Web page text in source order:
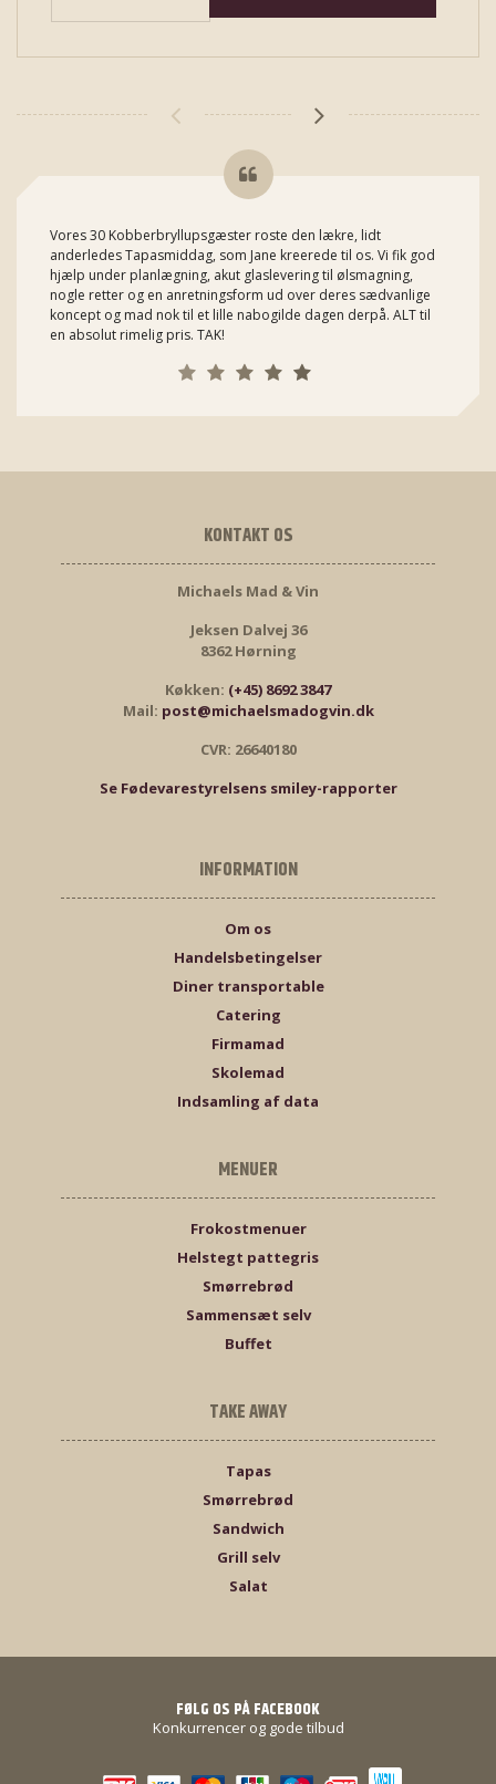
Vores 30 Kobberbryllupsgæster roste den lækre, lidt
anderledes Tapasmiddag, som Jane kreerede til os. Vi fik god
hjælp under planlægning, akut glaslevering til ølsmagning,
nogle retter og en anretningsform ud over deres sædvanlige
koncept og mad nok til et lille nabogilde dagen derpå. ALT til
en absolut rimelig pris. TAK!
KONTAKT OS
Michaels Mad & Vin
Jeksen Dalvej 36
8362 Hørning
Køkken: (+45) 8692 3847
Mail: post@michaelsmadogvin.dk
CVR: 26640180
Se Fødevarestyrelsens smiley-rapporter
INFORMATION
Om os
Handelsbetingelser
Diner transportable
Catering
Firmamad
Skolemad
Indsamling af data
MENUER
Frokostmenuer
Helstegt pattegris
Smørrebrød
Sammensæt selv
Buffet
TAKE AWAY
Tapas
Smørrebrød
Sandwich
Grill selv
Salat
FØLG OS PÅ FACEBOOK
Konkurrencer og gode tilbud